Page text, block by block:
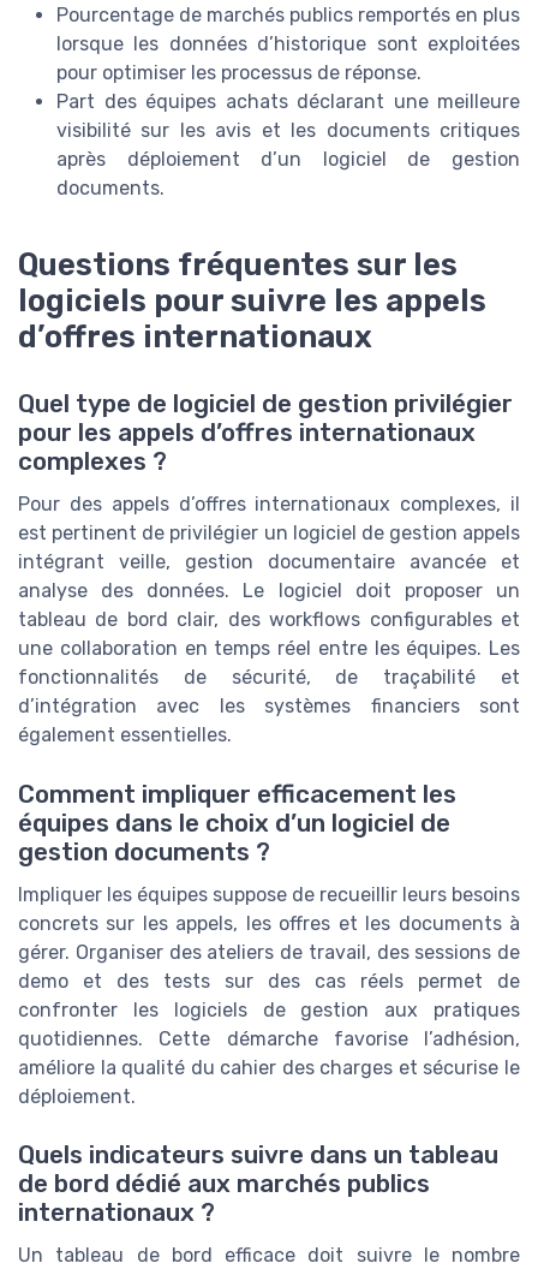
Pourcentage de marchés publics remportés en plus
lorsque les données d’historique sont exploitées
pour optimiser les processus de réponse.
Part des équipes achats déclarant une meilleure
visibilité sur les avis et les documents critiques
après déploiement d’un logiciel de gestion
documents.
Questions fréquentes sur les
logiciels pour suivre les appels
d’offres internationaux
Quel type de logiciel de gestion privilégier
pour les appels d’offres internationaux
complexes ?
Pour des appels d’offres internationaux complexes, il
est pertinent de privilégier un logiciel de gestion appels
intégrant veille, gestion documentaire avancée et
analyse des données. Le logiciel doit proposer un
tableau de bord clair, des workflows configurables et
une collaboration en temps réel entre les équipes. Les
fonctionnalités de sécurité, de traçabilité et
d’intégration avec les systèmes financiers sont
également essentielles.
Comment impliquer efficacement les
équipes dans le choix d’un logiciel de
gestion documents ?
Impliquer les équipes suppose de recueillir leurs besoins
concrets sur les appels, les offres et les documents à
gérer. Organiser des ateliers de travail, des sessions de
demo et des tests sur des cas réels permet de
confronter les logiciels de gestion aux pratiques
quotidiennes. Cette démarche favorise l’adhésion,
améliore la qualité du cahier des charges et sécurise le
déploiement.
Quels indicateurs suivre dans un tableau
de bord dédié aux marchés publics
internationaux ?
Un tableau de bord efficace doit suivre le nombre